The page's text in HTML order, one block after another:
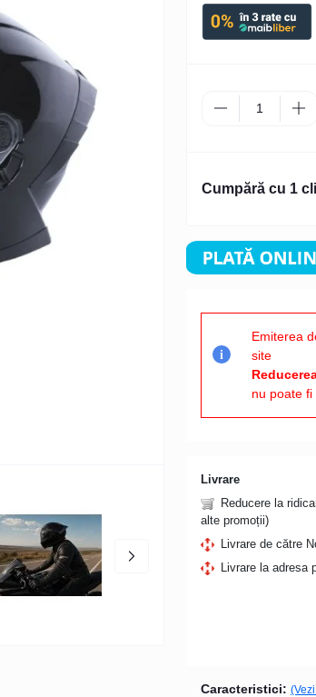
Cumpără cu 1
i
Emiterea
site
nu poate
Livrare
Reducere la
alte promoții)
Livrare de către
Livrare la adresa
Caracteristici: